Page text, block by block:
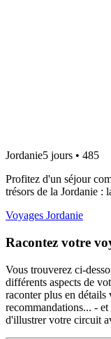
Jordanie5 jours • 485
Profitez d'un séjour
trésors de la Jordanie :
Voyages Jordanie
Racontez votre
Vous trouverez ci-
différents aspects de
raconter plus en
recommandations... -
d'illustrer votre circuit